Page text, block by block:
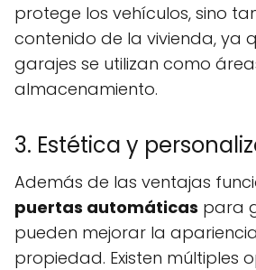
protege los vehículos, sino
contenido de la vivienda, ya
garajes se utilizan como
almacenamiento.
3. Estética y
Además de las ventajas
puertas automáticas para
pueden mejorar la
propiedad. Existen múltiples